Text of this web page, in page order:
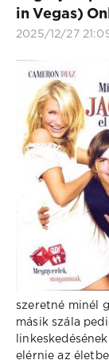
in Vegas)
2025/12/27
szeretné minél
másik szála
elérnie az